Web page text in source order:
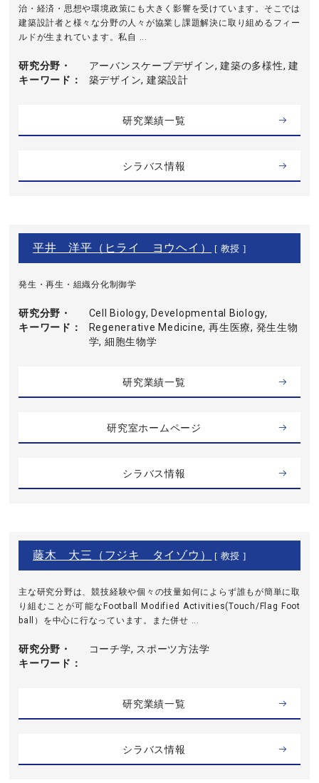
治・経済・思想や環境政策にも大きく影響を受けています。そこでは
建築設計者と様々な分野の人々が協業し課題解決に取り組めるフィー
ルドが生まれています。私自 ...
研究分野・
キーワード
アーバンスケープデザイン, 建築の多様性, 建
築デザイン, 建築設計
研究業績一覧
シラバス情報
平井 洋平（ヒライ ヨウヘイ） [ 教授 ]
発生・再生・組織分化制御学
研究分野・
キーワード
Cell Biology, Developmental Biology,
Regenerative Medicine, 再生医療, 発生生物
学, 細胞生物学
研究業績一覧
研究室ホームページ
シラバス情報
藤木 大三（フジキ タイゾウ） [ 教授 ]
主な研究分野は、競技経験や個々の技量如何によらず誰もが簡単に取
り組むことが可能なFootball Modified Activities(Touch/Flag Foot
ball）を中心に行なっています。また併せ ...
研究分野・
キーワード
コーチ学, スポーツ方法学
研究業績一覧
シラバス情報